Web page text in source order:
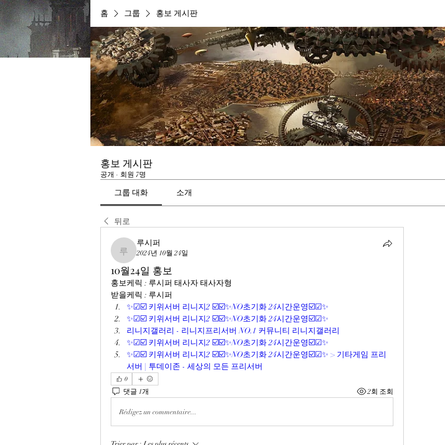
홈 그룹 홍보 게시판
홍보 게시판
공개 · 회원 7명
그룹 대화 소개
뒤로
루시퍼
루시퍼
2024년 10월 24일
10월24일 홍보
홍보케릭 : 루시퍼 태사자 태사자형
받을케릭 : 루시퍼
✨☑☑️ 키위서버 리니지2 ☑️☑️✨NO초기화 24시간운영☑️☑✨
✨☑☑️ 키위서버 리니지2 ☑️☑️✨NO초기화 24시간운영☑️☑✨
리니지갤러리 - 리니지프리서버 NO.1 커뮤니티 리니지갤러리
✨☑☑️ 키위서버 리니지2 ☑️☑️✨NO초기화 24시간운영☑️☑✨
✨☑☑️ 키위서버 리니지2 ☑️☑️✨NO초기화 24시간운영☑️☑✨ > 기타게임 프리
서버 | 투데이존 - 세상의 모든 프리서버
0
댓글 1개 2회 조회
Rédigez un commentaire...